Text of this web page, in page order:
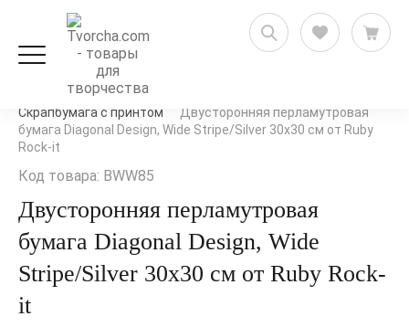
Скрапбукинг
Бумага для скрапбукинга
Скрапбумага с принтом
Двусторонняя перламутровая
бумага Diagonal Design, Wide Stripe/Silver 30х30 см от Ruby
Rock-it
Код товара: BWW85
Двусторонняя перламутровая
бумага Diagonal Design, Wide
Stripe/Silver 30х30 см от Ruby Rock-
it